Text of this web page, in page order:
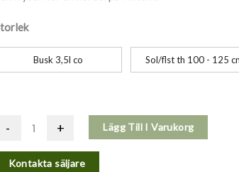
Busk 3,5l co Sol/flst th 100 - 125
- + Lägg Till I Varukorg
Kontakta säljare